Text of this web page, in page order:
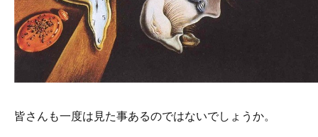
皆さんも一度は見た事あるのではないでしょうか。